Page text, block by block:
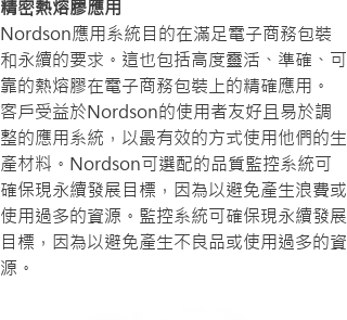
精密熱熔膠應用
Nordson應用系統目的在滿足電子商務包裝
和永續的要求。這也包括高度靈活、準確、可
靠的熱熔膠在電子商務包裝上的精確應用。
客戶受益於Nordson的使用者友好且易於調
整的應用系統，以最有效的方式使用他們的生
產材料。Nordson可選配的品質監控系統可
確保現永續發展目標，因為以避免產生浪費或
使用過多的資源。監控系統可確保現永續發展
目標，因為以避免產生不良品或使用過多的資
源。